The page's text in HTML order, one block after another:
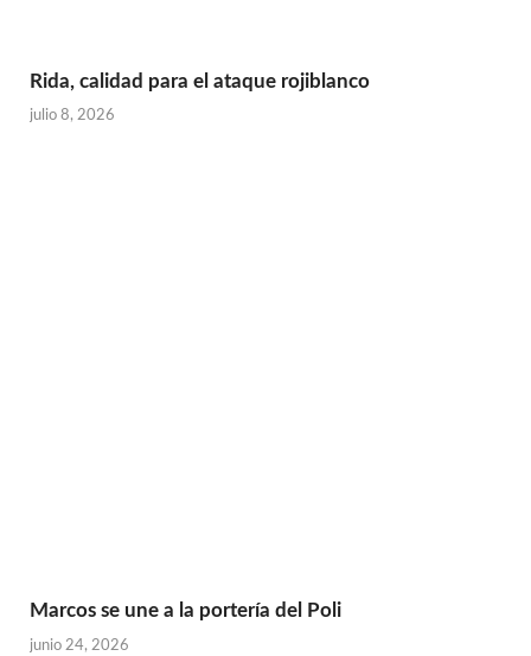
Rida, calidad para el ataque rojiblanco
julio 8, 2026
Marcos se une a la portería del Poli
junio 24, 2026